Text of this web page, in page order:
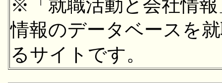
※「就職活動と会社情
情報のデータベースを
るサイトです。